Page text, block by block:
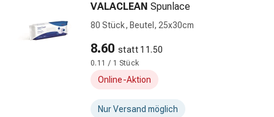
Kreislauf
Raucherentwöhnung
Blutgerinnung
Herznerven-
Störung
VALACLEAN Spunlace
80 Stück, Beutel, 25x30cm
8.60 statt 11.50
0.11 / 1 Stück
Online-Aktion
Nur Versand möglich